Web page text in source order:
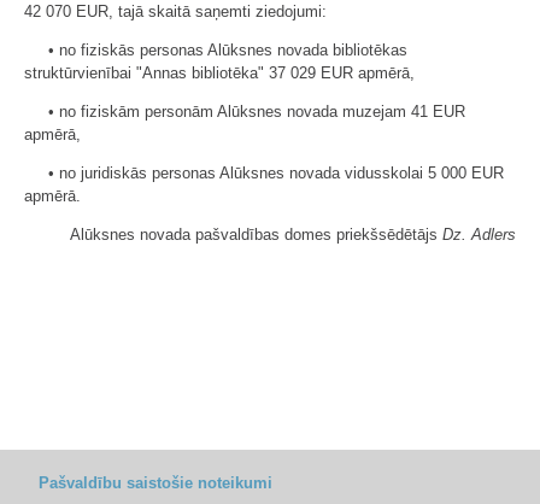
42 070 EUR, tajā skaitā saņemti ziedojumi:
• no fiziskās personas Alūksnes novada bibliotēkas
struktūrvienībai "Annas bibliotēka" 37 029 EUR apmērā,
• no fiziskām personām Alūksnes novada muzejam 41 EUR
apmērā,
• no juridiskās personas Alūksnes novada vidusskolai 5 000 EUR
apmērā.
Alūksnes novada pašvaldības domes priekšsēdētājs Dz. Adlers
Pašvaldību saistošie noteikumi